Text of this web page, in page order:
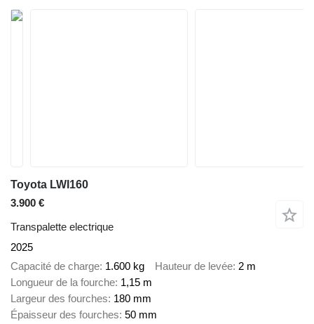
Toyota LWI160
3.900 €
Transpalette electrique
2025
Capacité de charge 1.600 kg Hauteur de levée 2 m
Longueur de la fourche 1,15 m
Largeur des fourches 180 mm
Épaisseur des fourches 50 mm